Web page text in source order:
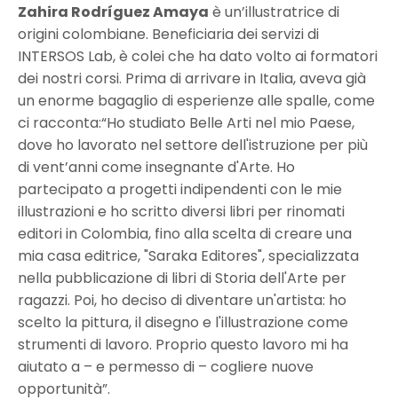
Zahira Rodríguez Amaya è un’illustratrice di
origini colombiane. Beneficiaria dei servizi di
INTERSOS Lab, è colei che ha dato volto ai formatori
dei nostri corsi. Prima di arrivare in Italia, aveva già
un enorme bagaglio di esperienze alle spalle, come
ci racconta:“Ho studiato Belle Arti nel mio Paese,
dove ho lavorato nel settore dell'istruzione per più
di vent’anni come insegnante d'Arte. Ho
partecipato a progetti indipendenti con le mie
illustrazioni e ho scritto diversi libri per rinomati
editori in Colombia, fino alla scelta di creare una
mia casa editrice, "Saraka Editores", specializzata
nella pubblicazione di libri di Storia dell'Arte per
ragazzi. Poi, ho deciso di diventare un'artista: ho
scelto la pittura, il disegno e l'illustrazione come
strumenti di lavoro. Proprio questo lavoro mi ha
aiutato a – e permesso di – cogliere nuove
opportunità”.